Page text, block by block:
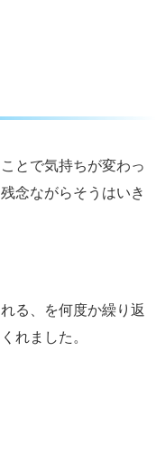
とで気持ちが変わっ
念ながらそうはいき
る、を何度か繰り返
れました。